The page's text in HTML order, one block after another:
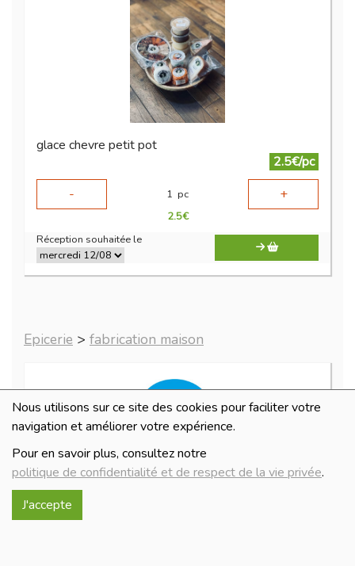
Nous utilisons sur ce site des cookies pour faciliter votre
navigation et améliorer votre expérience.
Pour en savoir plus, consultez notre
politique de confidentialité et de respect de la vie privée.
J'accepte
glace chevre petit pot
2.5€/pc
-
1 pc +
2.5€
Réception souhaitée le
Epicerie > fabrication maison